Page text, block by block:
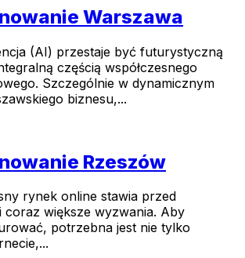
Warszawa
(AI) przestaje być futurystyczną
częścią współczesnego
Szczególnie w dynamicznym
biznesu,...
Rzeszów
rynek online stawia przed
coraz większe wyzwania. Aby
potrzebna jest nie tylko